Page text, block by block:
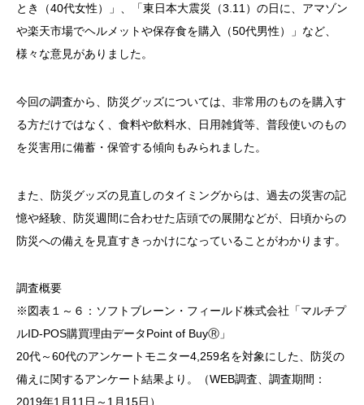
とき（40代女性）」、「東日本大震災（3.11）の日に、アマゾン
や楽天市場でヘルメットや保存食を購入（50代男性）」など、
様々な意見がありました。
今回の調査から、防災グッズについては、非常用のものを購入す
る方だけではなく、食料や飲料水、日用雑貨等、普段使いのもの
を災害用に備蓄・保管する傾向もみられました。
また、防災グッズの見直しのタイミングからは、過去の災害の記
憶や経験、防災週間に合わせた店頭での展開などが、日頃からの
防災への備えを見直すきっかけになっていることがわかります。
調査概要
※図表１～６：ソフトブレーン・フィールド株式会社「マルチプ
ルID-POS購買理由データPoint of BuyⓇ」
20代～60代のアンケートモニター4,259名を対象にした、防災の
備えに関するアンケート結果より。（WEB調査、調査期間：
2019年1月11日～1月15日）